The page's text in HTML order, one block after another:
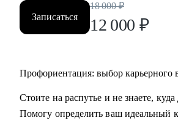
Записаться
18 000 ₽
12 000 ₽
Профориентация: выбор карьерного
Стоите на распутье и не знаете, куда
Помогу определить ваш идеальный